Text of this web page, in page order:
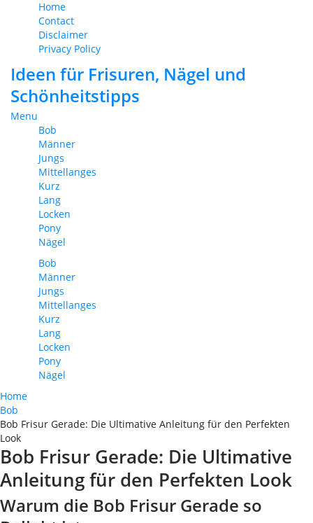
Home
Contact
Disclaimer
Privacy Policy
Ideen für Frisuren, Nägel und
Schönheitstipps
Menu
Bob
Männer
Jungs
Mittellanges
Kurz
Lang
Locken
Pony
Nägel
Bob
Männer
Jungs
Mittellanges
Kurz
Lang
Locken
Pony
Nägel
Home
Bob
Bob Frisur Gerade: Die Ultimative Anleitung für den Perfekten
Look
Bob Frisur Gerade: Die Ultimative
Anleitung für den Perfekten Look
Warum die Bob Frisur Gerade so